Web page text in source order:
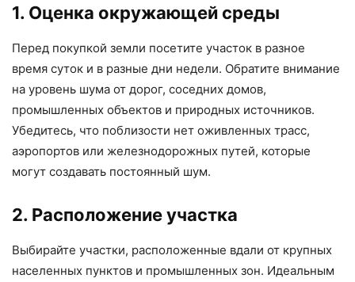
1. Оценка окружающей среды
Перед покупкой земли посетите участок в разное
время суток и в разные дни недели. Обратите внимание
на уровень шума от дорог, соседних домов,
промышленных объектов и природных источников.
Убедитесь, что поблизости нет оживленных трасс,
аэропортов или железнодорожных путей, которые
могут создавать постоянный шум.
2. Расположение участка
Выбирайте участки, расположенные вдали от крупных
населенных пунктов и промышленных зон. Идеальным